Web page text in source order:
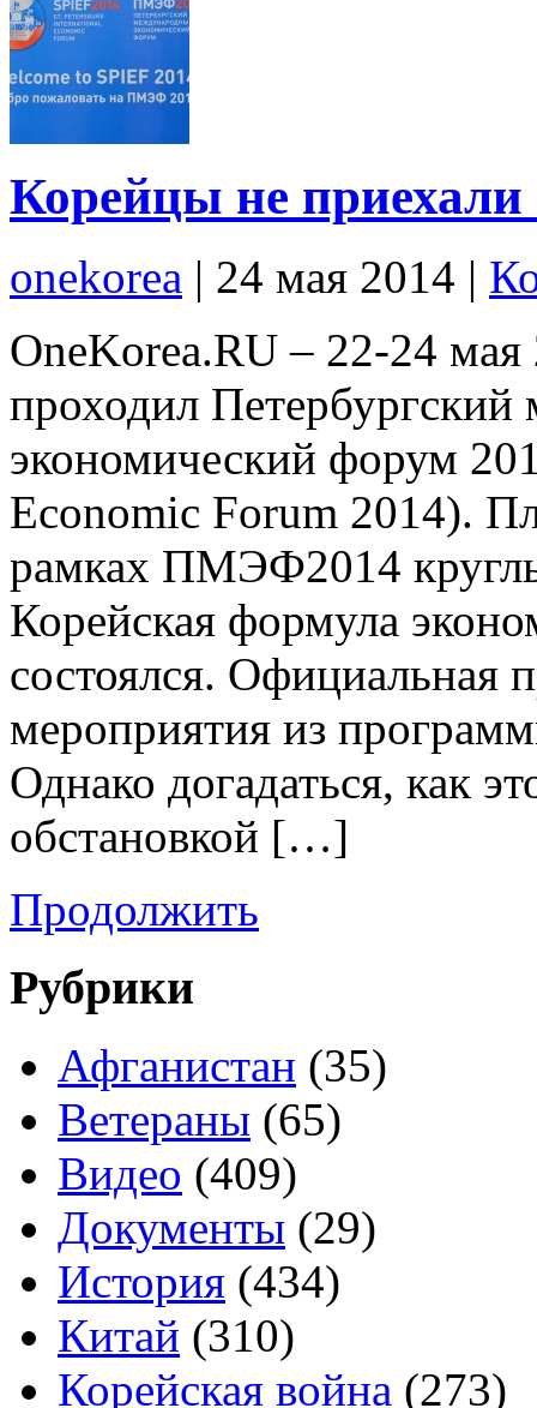
Корейцы не
onekorea | 24 мая 2014 |
OneKorea.RU – 22-24 мая
проходил
экономический форум
Economic Forum 2014).
рамках ПМЭФ2014
Корейская формула
состоялся. Официальная
мероприятия из
Однако догадаться, как
обстановкой […]
Продолжить
Рубрики
Афганистан (35)
Ветераны (65)
Видео (409)
Документы (29)
История (434)
Китай (310)
Корейская война (273)